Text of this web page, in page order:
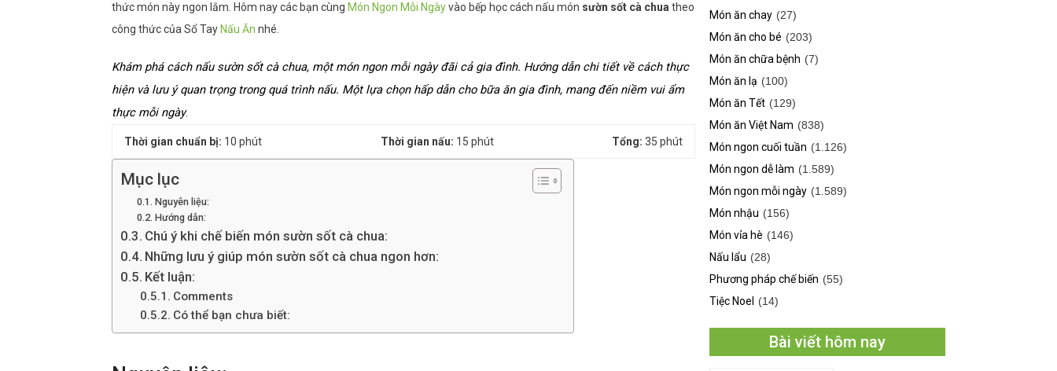
thức món này ngon lắm. Hôm nay các bạn cùng Món Ngon Mỗi Ngàyvào bếp học cách nấu món sườn sốt cà chua theo
công thức của Sổ Tay Nấu Ăn nhé.
Khám phá cách nấu sườn sốt cà chua, một món ngon mỗi ngày đãi cả gia đình. Hướng dẫn chi tiết về cách thực
hiện và lưu ý quan trọng trong quá trình nấu. Một lựa chọn hấp dẫn cho bữa ăn gia đình, mang đến niềm vui ẩm
thực mỗi ngày.
Thời gian chuẩn bị: 10 phút Thời gian nấu: 15 phút Tổng: 35 phút
Mục lục
Nguyên liệu:
Hướng dẫn:
Chú ý khi chế biến món sườn sốt cà chua:
Những lưu ý giúp món sườn sốt cà chua ngon hơn:
Kết luận:
Comments
Có thể bạn chưa biết:
Món ăn chay (27)
Món ăn cho bé (203)
Món ăn chữa bệnh (7)
Món ăn lạ (100)
Món ăn Tết (129)
Món ăn Việt Nam (838)
Món ngon cuối tuần (1.126)
Món ngon dễ làm (1.589)
Món ngon mỗi ngày (1.589)
Món nhậu (156)
Món vỉa hè (146)
Nấu lẩu (28)
Phương pháp chế biến (55)
Tiệc Noel
(14)
Bài viết hôm nay